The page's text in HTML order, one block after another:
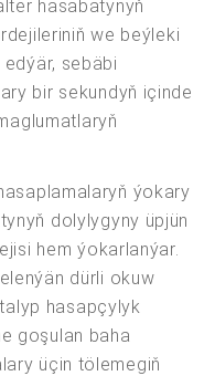
hasabatynyň
we beýleki
sebäbi
bir sekundyň içinde
ýokary
dolylygyny üpjün
hem ýokarlanýar.
dürli okuw
hasapçylyk
goşulan baha
üçin tölemegiň